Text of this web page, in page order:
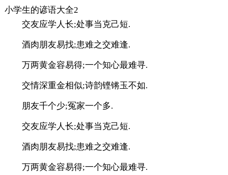
小学生的谚语大全2
交友应学人长;处事当克己短.
酒肉朋友易找;患难之交难逢.
万两黄金容易得;一个知心最难寻.
交情深重金相似;诗韵铿锵玉不如.
朋友千个少;冤家一个多.
交友应学人长;处事当克己短.
酒肉朋友易找;患难之交难逢.
万两黄金容易得;一个知心最难寻.